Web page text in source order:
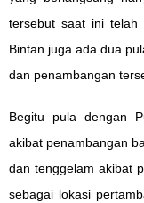
tersebut saat ini telah
Bintan juga ada dua
dan penambangan
Begitu pula dengan
akibat penambangan
dan tenggelam akibat
sebagai lokasi